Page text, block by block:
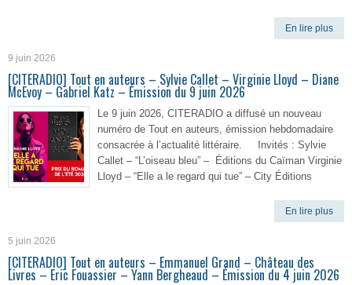
En lire plus
9 juin 2026
[CITERADIO] Tout en auteurs – Sylvie Callet – Virginie Lloyd – Diane
McEvoy – Gabriel Katz – Émission du 9 juin 2026
Le 9 juin 2026, CITERADIO a diffusé un nouveau
numéro de Tout en auteurs, émission hebdomadaire
consacrée à l’actualité littéraire. Invités : Sylvie
Callet – “L’oiseau bleu” – Éditions du Caïman Virginie
Lloyd – “Elle a le regard qui tue” – City Éditions
En lire plus
5 juin 2026
[CITERADIO] Tout en auteurs – Emmanuel Grand – Château des
Livres – Eric Fouassier – Yann Bergheaud – Émission du 4 juin 2026